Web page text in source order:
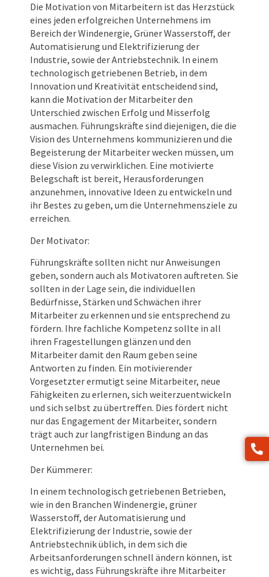
Die Motivation von Mitarbeitern ist das Herzstück
eines jeden erfolgreichen Unternehmens im
Bereich der Windenergie, Grüner Wasserstoff, der
Automatisierung und Elektrifizierung der
Industrie, sowie der Antriebstechnik. In einem
technologisch getriebenen Betrieb, in dem
Innovation und Kreativität entscheidend sind,
kann die Motivation der Mitarbeiter den
Unterschied zwischen Erfolg und Misserfolg
ausmachen. Führungskräfte sind diejenigen, die die
Vision des Unternehmens kommunizieren und die
Begeisterung der Mitarbeiter wecken müssen, um
diese Vision zu verwirklichen. Eine motivierte
Belegschaft ist bereit, Herausforderungen
anzunehmen, innovative Ideen zu entwickeln und
ihr Bestes zu geben, um die Unternehmensziele zu
erreichen.
Der Motivator:
Führungskräfte sollten nicht nur Anweisungen
geben, sondern auch als Motivatoren auftreten. Sie
sollten in der Lage sein, die individuellen
Bedürfnisse, Stärken und Schwächen ihrer
Mitarbeiter zu erkennen und sie entsprechend zu
fördern. Ihre fachliche Kompetenz sollte in all
ihren Fragestellungen glänzen und den
Mitarbeiter damit den Raum geben seine
Antworten zu finden. Ein motivierender
Vorgesetzter ermutigt seine Mitarbeiter, neue
Fähigkeiten zu erlernen, sich weiterzuentwickeln
und sich selbst zu übertreffen. Dies fördert nicht
nur das Engagement der Mitarbeiter, sondern
trägt auch zur langfristigen Bindung an das
Unternehmen bei.
Der Kümmerer:
In einem technologisch getriebenen Betrieben,
wie in den Branchen Windenergie, grüner
Wasserstoff, der Automatisierung und
Elektrifizierung der Industrie, sowie der
Antriebstechnik üblich, in dem sich die
Arbeitsanforderungen schnell ändern können, ist
es wichtig, dass Führungskräfte ihre Mitarbeiter